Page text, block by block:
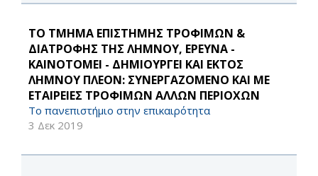
ΤΟ ΤΜΗΜΑ ΕΠΙΣΤΗΜΗΣ ΤΡΟΦΙΜΩΝ &
ΔΙΑΤΡΟΦΗΣ ΤΗΣ ΛΗΜΝΟΥ, ΕΡΕΥΝΑ -
ΚΑΙΝΟΤΟΜΕΙ - ΔΗΜΙΟΥΡΓΕΙ ΚΑΙ ΕΚΤΟΣ
ΛΗΜΝΟΥ ΠΛΕΟΝ: ΣΥΝΕΡΓΑΖΟΜΕΝΟ ΚΑΙ ΜΕ
ΕΤΑΙΡΕΙΕΣ ΤΡΟΦΙΜΩΝ ΑΛΛΩΝ ΠΕΡΙΟΧΩΝ
Το πανεπιστήμιο στην επικαιρότητα
3 Δεκ 2019